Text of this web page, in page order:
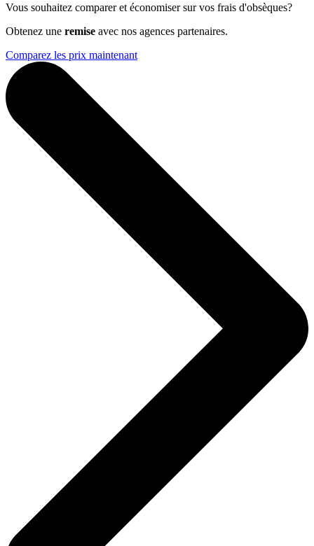
Vous souhaitez comparer et économiser sur vos frais d'obsèques?
Obtenez une remise avec nos agences partenaires.
Comparez les prix maintenant